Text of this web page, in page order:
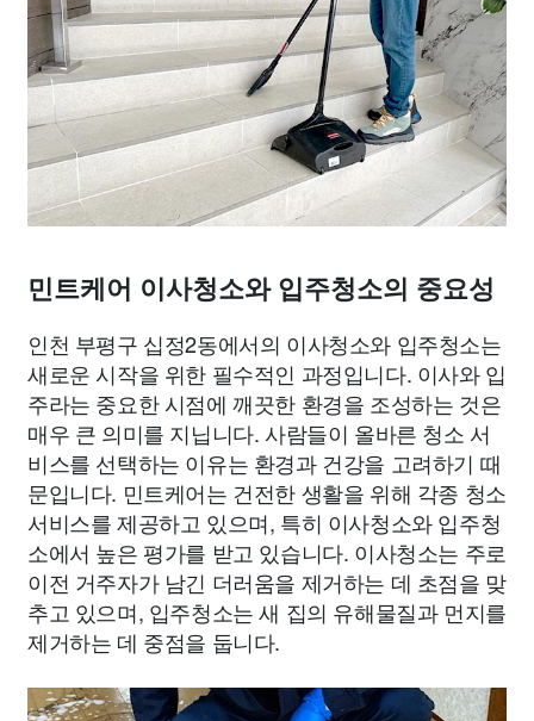
민트케어 이사청소와 입주청소의 중요성
인천 부평구 십정2동에서의 이사청소와 입주청소는
새로운 시작을 위한 필수적인 과정입니다. 이사와 입
주라는 중요한 시점에 깨끗한 환경을 조성하는 것은
매우 큰 의미를 지닙니다. 사람들이 올바른 청소 서
비스를 선택하는 이유는 환경과 건강을 고려하기 때
문입니다. 민트케어는 건전한 생활을 위해 각종 청소
서비스를 제공하고 있으며, 특히 이사청소와 입주청
소에서 높은 평가를 받고 있습니다. 이사청소는 주로
이전 거주자가 남긴 더러움을 제거하는 데 초점을 맞
추고 있으며, 입주청소는 새 집의 유해물질과 먼지를
제거하는 데 중점을 둡니다.